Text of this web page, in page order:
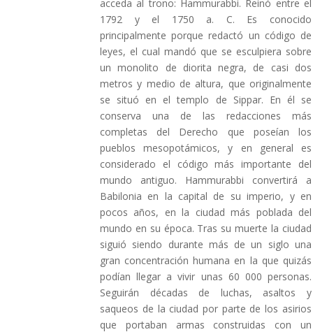
acceda al trono: Hammurabbi. Reinó entre el
1792 y el 1750 a. C. Es conocido
principalmente porque redactó un código de
leyes, el cual mandó que se esculpiera sobre
un monolito de diorita negra, de casi dos
metros y medio de altura, que originalmente
se situó en el templo de Sippar. En él se
conserva una de las redacciones más
completas del Derecho que poseían los
pueblos mesopotámicos, y en general es
considerado el código más importante del
mundo antiguo. Hammurabbi convertirá a
Babilonia en la capital de su imperio, y en
pocos años, en la ciudad más poblada del
mundo en su época. Tras su muerte la ciudad
siguió siendo durante más de un siglo una
gran concentración humana en la que quizás
podían llegar a vivir unas 60 000 personas.
Seguirán décadas de luchas, asaltos y
saqueos de la ciudad por parte de los asirios
que portaban armas construidas con un